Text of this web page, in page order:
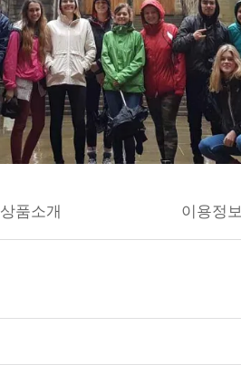
상품소개 이용정보